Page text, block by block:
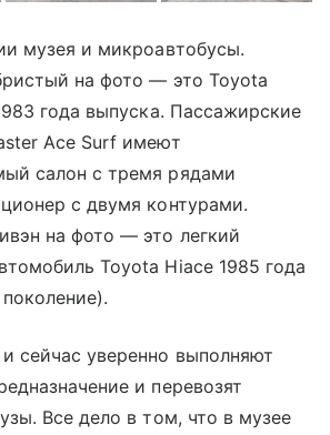
музея и микроавтобусы.
на фото — это Toyota
года выпуска. Пассажирские
Ace Surf имеют
салон с тремя рядами
с двумя контурами.
на фото — это легкий
Toyota Hiace 1985 года
сейчас уверенно выполняют
и перевозят
Все дело в том, что в музее